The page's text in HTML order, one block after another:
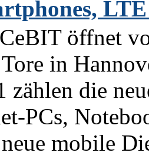
öffnet
in
zählen die
PCs,
mobile